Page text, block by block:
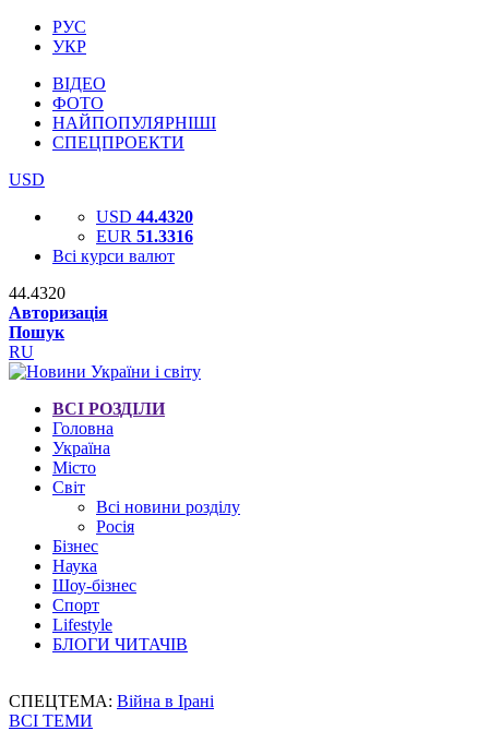
РУС
УКР
ВІДЕО
ФОТО
НАЙПОПУЛЯРНІШІ
СПЕЦПРОЕКТИ
USD
USD 44.4320
EUR 51.3316
Всі курси валют
44.4320
Авторизація
Пошук
RU
ВСІ РОЗДІЛИ
Головна
Україна
Місто
Світ
Всі новини розділу
Росія
Бізнес
Наука
Шоу-бізнес
Спорт
Lifestyle
БЛОГИ ЧИТАЧІВ
СПЕЦТЕМА: Війна в Ірані
ВСІ ТЕМИ